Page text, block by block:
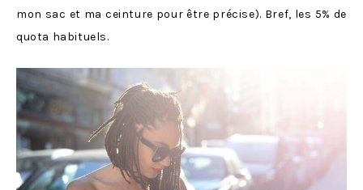
mon sac et ma ceinture pour être précise). Bref, les 5% de
quota habituels.